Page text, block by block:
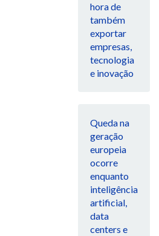
hora de
também
exportar
empresas,
tecnologia
e inovação
Queda na
geração
europeia
ocorre
enquanto
inteligência
artificial,
data
centers e